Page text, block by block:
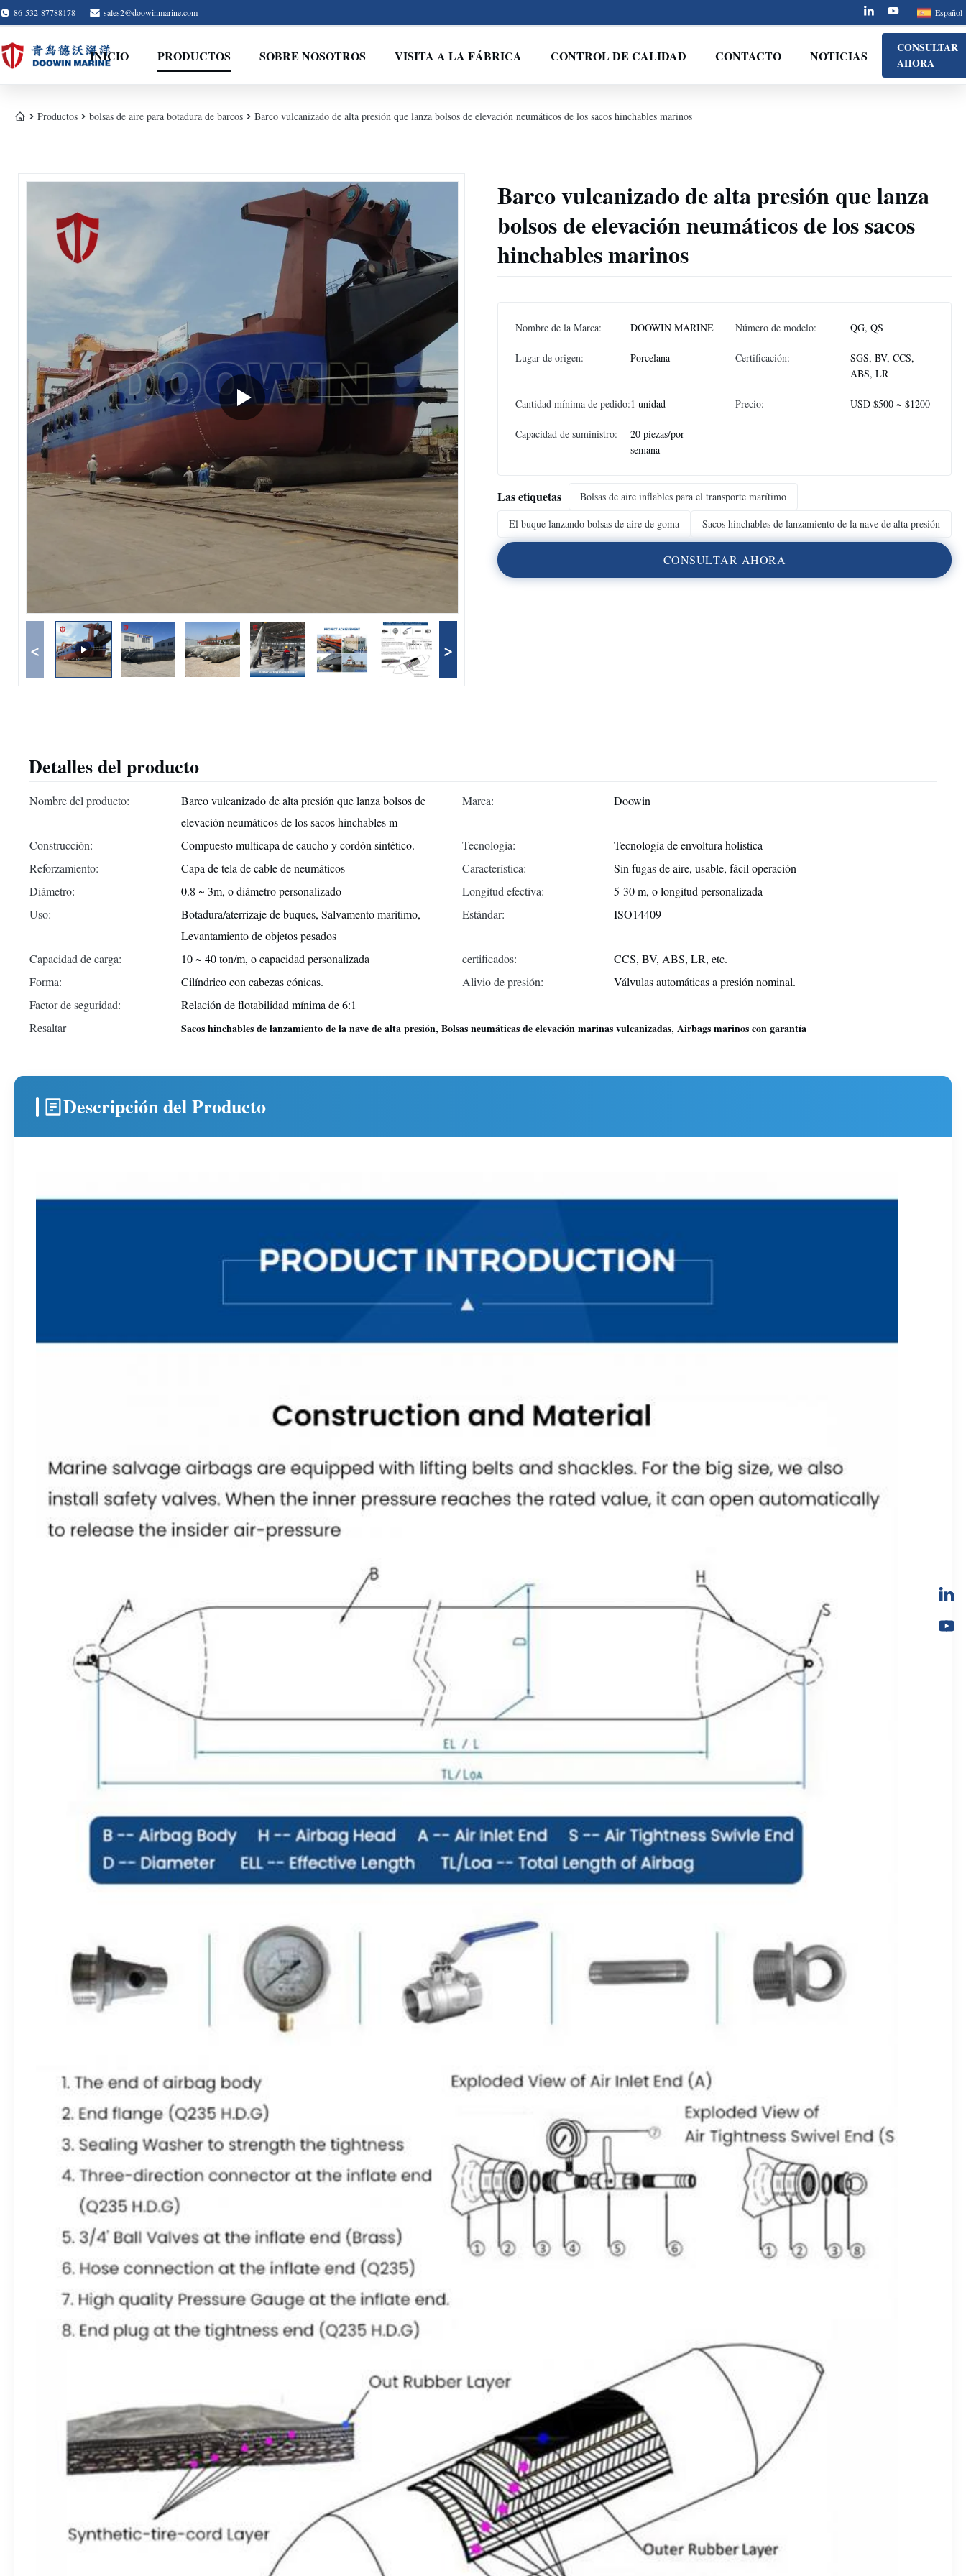
86-532-87788178 sales2@doowinmarine.com Español
INICIO PRODUCTOS SOBRE NOSOTROS VISITA A LA FÁBRICA CONTROL DE CALIDAD CONTACTO NOTICIAS
CONSULTAR
AHORA
Productos bolsas de aire para botadura de barcos Barco vulcanizado de alta presión que lanza bolsos de elevación neumáticos de los sacos hinchables marinos
< >
Barco vulcanizado de alta presión que lanza
bolsos de elevación neumáticos de los sacos
hinchables marinos
Nombre de la Marca: DOOWIN MARINE Número de modelo: QG, QS
Lugar de origen: Porcelana Certificación:
SGS, BV, CCS,
ABS, LR
Cantidad mínima de pedido:1 unidad Precio: USD $500 ~ $1200
Capacidad de suministro:
20 piezas/por
semana
Las etiquetas
Bolsas de aire inflables para el transporte marítimo
El buque lanzando bolsas de aire de goma
Sacos hinchables de lanzamiento de la nave de alta presión
CONSULTAR AHORA
Detalles del producto
Nombre del producto:
Barco vulcanizado de alta presión que lanza bolsos de
elevación neumáticos de los sacos hinchables m
Marca: Doowin
Construcción: Compuesto multicapa de caucho y cordón sintético. Tecnología:
Tecnología de envoltura holística
Reforzamiento:
Capa de tela de cable de neumáticos Característica:
Sin fugas de aire, usable, fácil operación
Diámetro:
0.8 ~ 3m, o diámetro personalizado Longitud efectiva:
5-30 m, o longitud personalizada
Uso:
Botadura/aterrizaje de buques, Salvamento marítimo,
Levantamiento de objetos pesados
Estándar: ISO14409
Capacidad de carga: 10 ~ 40 ton/m, o capacidad personalizada certificados:
CCS, BV, ABS, LR, etc.
Forma:
Cilíndrico con cabezas cónicas. Alivio de presión:
Válvulas automáticas a presión nominal.
Factor de seguridad:
Relación de flotabilidad mínima de 6:1
Resaltar
Sacos hinchables de lanzamiento de la nave de alta presión, Bolsas neumáticas de elevación marinas vulcanizadas, Airbags marinos con garantía
Descripción del Producto